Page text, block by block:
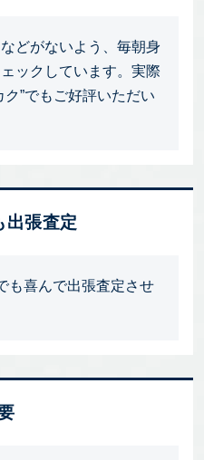
どがないよう、毎朝身
ックしています。実際
”でもご好評いただい
出張査定
も喜んで出張査定させ